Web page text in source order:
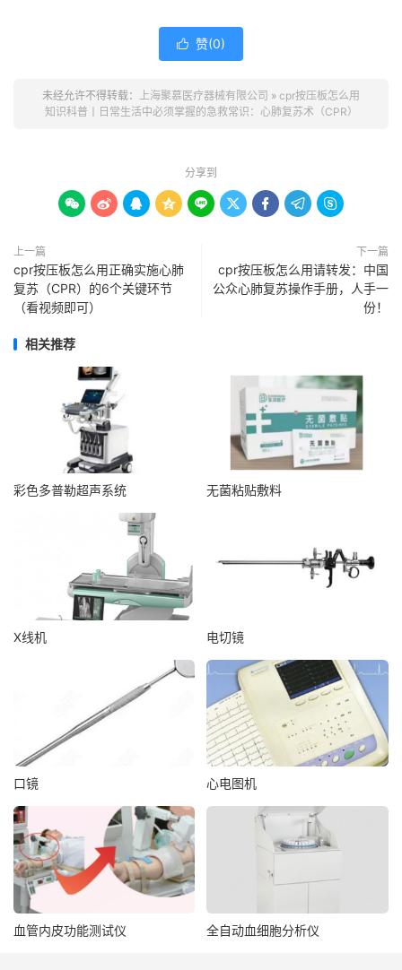
 赞(0)
未经允许不得转载： 上海聚慕医疗器械有限公司 » cpr按压板怎么用
知识科普丨日常生活中必须掌握的急救常识：心肺复苏术（CPR）
分享到
        
上一篇
cpr按压板怎么用正确实施心肺
复苏（CPR）的6个关键环节
（看视频即可）
下一篇
cpr按压板怎么用请转发：中国
公众心肺复苏操作手册，人手一
份！
相关推荐
彩色多普勒超声系统 无菌粘贴敷料
X线机 电切镜
口镜 心电图机
血管内皮功能测试仪 全自动血细胞分析仪